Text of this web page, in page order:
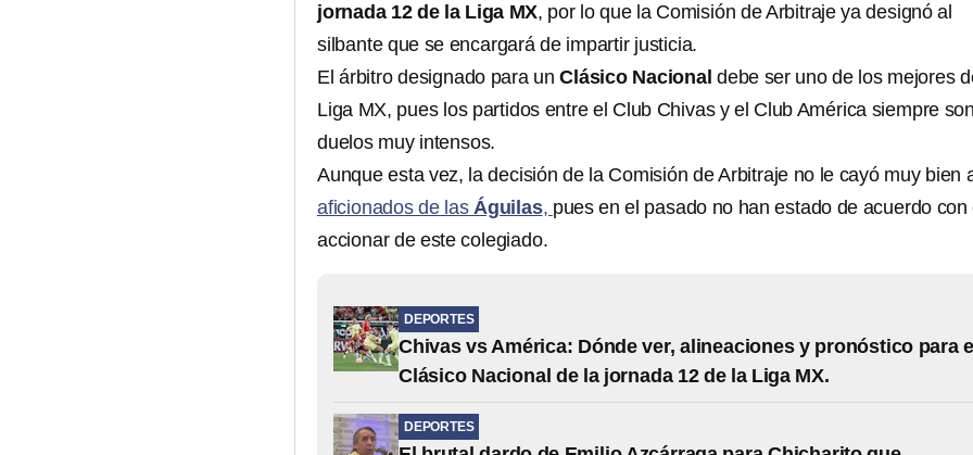
jornada 12 de la Liga MX, por lo que la Comisión de Arbitraje ya designó al
silbante que se encargará de impartir justicia.
El árbitro designado para unClásico Nacionaldebe ser uno de los mejores
Liga MX, pues los partidos entre el Club Chivas y el Club América siempre
duelos muy intensos.
Aunque esta vez, la decisión de la Comisión de Arbitraje no le cayó muy bien
aficionados de lasÁguilas, pues en el pasado no han estado de acuerdo con
accionar de este colegiado.
DEPORTES
Chivas vs América: Dónde ver, alineaciones y pronóstico para
Clásico Nacional de la jornada 12 de la Liga MX.
DEPORTES